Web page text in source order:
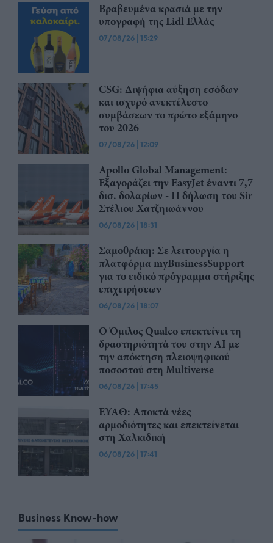
Βραβευμένα κρασιά με την
υπογραφή της Lidl Ελλάς
07/08/26 | 15:29
CSG: Διψήφια αύξηση εσόδων
και ισχυρό ανεκτέλεστο
συμβάσεων το πρώτο εξάμηνο
του 2026
07/08/26 | 12:09
Apollo Global Management:
Εξαγοράζει την EasyJet έναντι 7,7
δισ. δολαρίων - Η δήλωση του Sir
Στέλιου Χατζηιωάννου
06/08/26 | 18:31
Σαμοθράκη: Σε λειτουργία η
πλατφόρμα myBusinessSupport
για το ειδικό πρόγραμμα στήριξης
επιχειρήσεων
06/08/26 | 18:07
Ο Όμιλος Qualco επεκτείνει τη
δραστηριότητά του στην ΑΙ με
την απόκτηση πλειοψηφικού
ποσοστού στη Multiverse
06/08/26 | 17:45
ΕΥΑΘ: Αποκτά νέες
αρμοδιότητες και επεκτείνεται
στη Χαλκιδική
06/08/26 | 17:41
Business Know-how